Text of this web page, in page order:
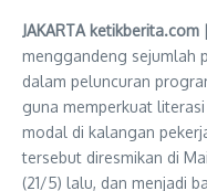
JAKARTA ketikberita.com |
menggandeng sejumlah
dalam peluncuran
guna memperkuat
modal di kalangan
tersebut diresmikan di
(21/5) lalu, dan menjadi